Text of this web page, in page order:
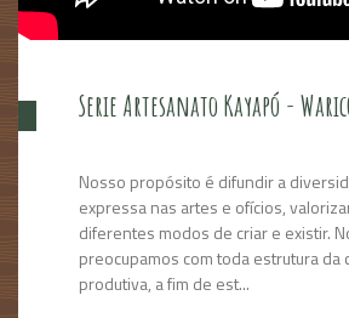
Serie Artesanato Kayapó -
Nosso propósito é difundir a
expressa nas artes e ofícios,
diferentes modos de criar e existir.
preocupamos com toda estrutura da
produtiva, a fim de est...